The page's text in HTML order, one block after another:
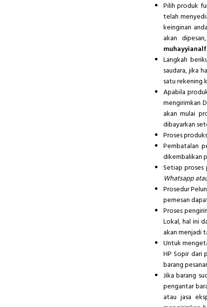
Pilih produk
telah
keinginan
akan
Langkah
saudara, jika
satu rekening
Apabila
mengirimkan
akan mulai
dibayarkan
Proses
Pembatalan
dikembalikan
Setiap
Whatsapp
Prosedur
pemesan
Proses
Lokal, hal ini
akan menjadi
Untuk
HP Sopir dari
barang
Jika barang
pengantar
atau jasa